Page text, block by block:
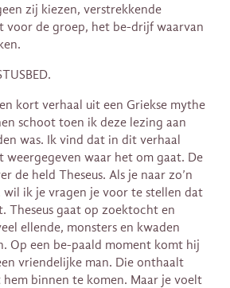
zij kiezen, verstrekkende
voor de groep, het be-drijf waarvan
kort verhaal uit een Griekse mythe
schoot toen ik deze lezing aan
was. Ik vind dat in dit verhaal
weergegeven waar het om gaat. De
de held Theseus. Als je naar zo’n
ik je vragen je voor te stellen dat
Theseus gaat op zoektocht en
ellende, monsters en kwaden
Op een be-paald moment komt hij
vriendelijke man. Die onthaalt
hem binnen te komen. Maar je voelt